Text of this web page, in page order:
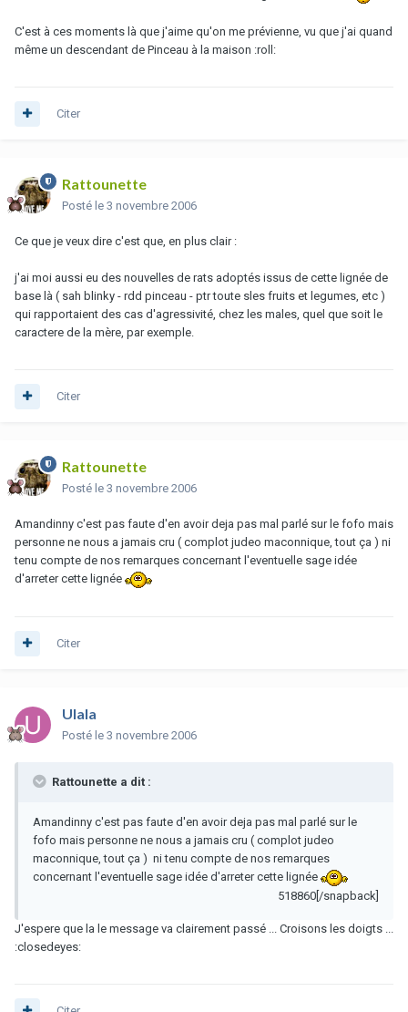
C'est à ces moments là que j'aime qu'on me prévienne, vu que j'ai quand
même un descendant de Pinceau à la maison :roll:
Citer
Rattounette
Posté le 3 novembre 2006
Ce que je veux dire c'est que, en plus clair :
j'ai moi aussi eu des nouvelles de rats adoptés issus de cette lignée de
base là ( sah blinky - rdd pinceau - ptr toute sles fruits et legumes, etc )
qui rapportaient des cas d'agressivité, chez les males, quel que soit le
caractere de la mère, par exemple.
Citer
Rattounette
Posté le 3 novembre 2006
Amandinny c'est pas faute d'en avoir deja pas mal parlé sur le fofo mais
personne ne nous a jamais cru ( complot judeo maconnique, tout ça ) ni
tenu compte de nos remarques concernant l'eventuelle sage idée
d'arreter cette lignée
Citer
Ulala
Posté le 3 novembre 2006
Rattounette a dit :
Amandinny c'est pas faute d'en avoir deja pas mal parlé sur le
fofo mais personne ne nous a jamais cru ( complot judeo
maconnique, tout ça ) ni tenu compte de nos remarques
concernant l'eventuelle sage idée d'arreter cette lignée
518860[/snapback]
J'espere que la le message va clairement passé ... Croisons les doigts ...
:closedeyes: